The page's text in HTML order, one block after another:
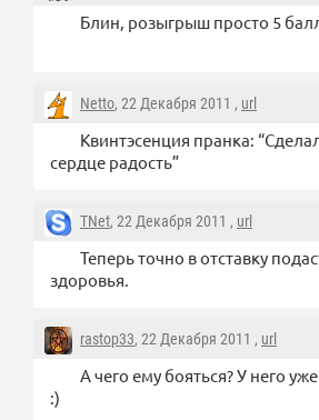
Блин, розыгрыш просто 5
Netto, 22 Декабря 2011 , url
Квинтэсенция пранка:
сердце радость”
TNet, 22 Декабря 2011 , url
Теперь точно в отставку
здоровья.
rastop33, 22 Декабря 2011 , url
А чего ему бояться? У него
:)